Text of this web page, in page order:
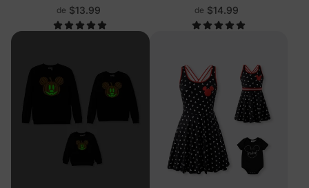
con diseño de graffiti de
Disney
de $13.99
en rojo
de $14.99